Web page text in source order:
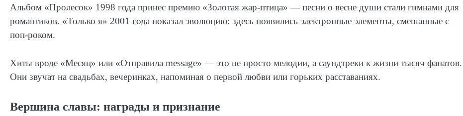
Альбом «Пролесок» 1998 года принес премию «Золотая жар-птица» — песни о весне души стали гимнами для
романтиков. «Только я» 2001 года показал эволюцию: здесь появились электронные элементы, смешанные с
поп-роком.
Хиты вроде «Месяц» или «Отправила message» — это не просто мелодии, а саундтреки к жизни тысяч фанатов.
Они звучат на свадьбах, вечеринках, напоминая о первой любви или горьких расставаниях.
Вершина славы: награды и признание